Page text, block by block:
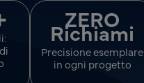
ZERO
Richiami
Precisione esemplare
in ogni progetto